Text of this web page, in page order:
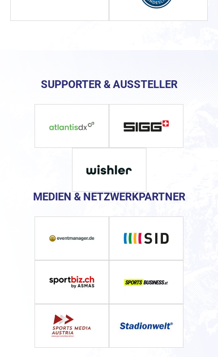
SUPPORTER & AUSSTELLER
MEDIEN & NETZWERKPARTNER